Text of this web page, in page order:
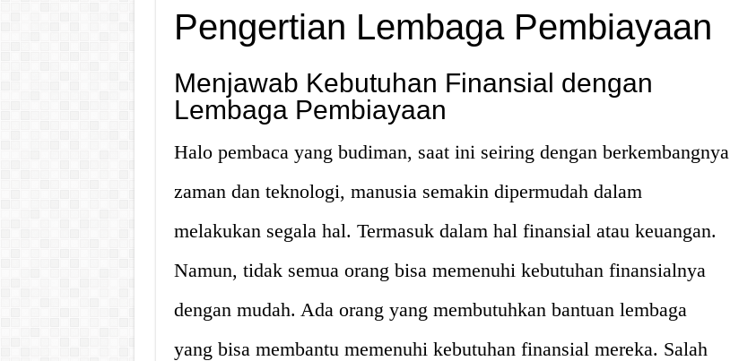
Pengertian Lembaga Pembiayaan
Menjawab Kebutuhan Finansial dengan
Lembaga Pembiayaan
Halo pembaca yang budiman, saat ini seiring dengan berkembangnya
zaman dan teknologi, manusia semakin dipermudah dalam
melakukan segala hal. Termasuk dalam hal finansial atau keuangan.
Namun, tidak semua orang bisa memenuhi kebutuhan finansialnya
dengan mudah. Ada orang yang membutuhkan bantuan lembaga
yang bisa membantu memenuhi kebutuhan finansial mereka. Salah